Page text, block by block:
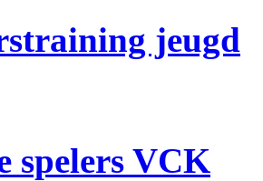
jeugd
spelers VCK